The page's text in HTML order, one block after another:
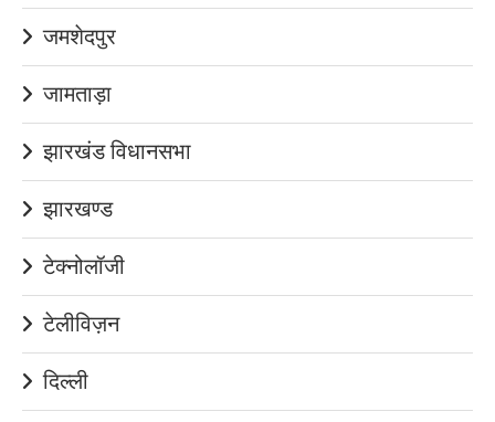
जमशेदपुर
जामताड़ा
झारखंड विधानसभा
झारखण्ड
टेक्नोलॉजी
टेलीविज़न
दिल्ली